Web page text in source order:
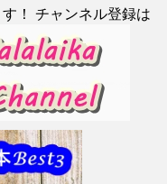
！ チャンネル登録は